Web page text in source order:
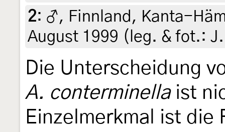
2: ♂, Finnland, Kanta-
August 1999 (leg. & fot.:
Die Unterscheidung
A. conterminellaist
Einzelmerkmal ist die